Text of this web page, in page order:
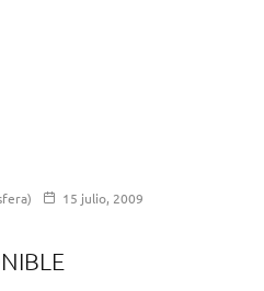
15 julio, 2009